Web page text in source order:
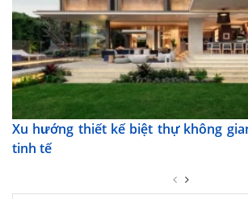
Xu hướng thiết kế biệt thự không
tinh tế